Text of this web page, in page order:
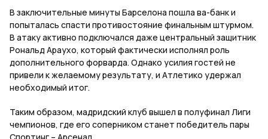
В заключительные минуты Барселона пошла ва-банк и
попыталась спасти противостояние финальным штурмом.
В атаку активно подключался даже центральный защитник
Рональд Араухо, который фактически исполнял роль
дополнительного форварда. Однако усилия гостей не
привели к желаемому результату, и Атлетико удержал
необходимый итог.
Таким образом, мадридский клуб вышел в полуфинал Лиги
чемпионов, где его соперником станет победитель пары